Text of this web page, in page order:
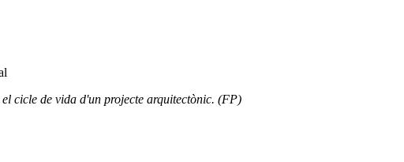
cicle de vida d'un projecte arquitectònic. (FP)